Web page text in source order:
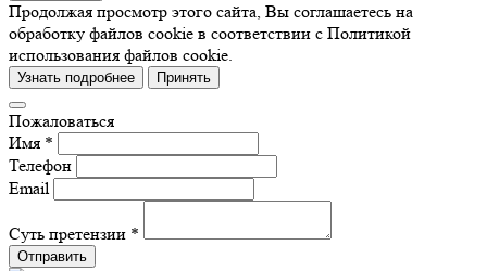
Продолжая просмотр этого сайта, Вы соглашаетесь на
обработку файлов cookie в соответствии с Политикой
использования файлов cookie.
Узнать подробнее Принять
Пожаловаться
Имя *
Телефон
Email
Суть претензии *
Отправить